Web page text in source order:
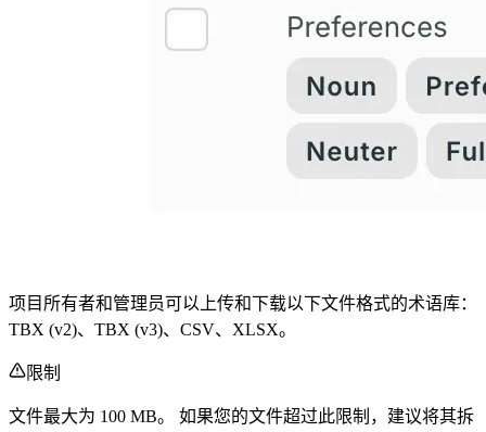
项目所有者和管理员可以上传和下载以下文件格式的术语库：
TBX (v2)、TBX (v3)、CSV、XLSX。
限制
文件最大为 100 MB。 如果您的文件超过此限制，建议将其拆